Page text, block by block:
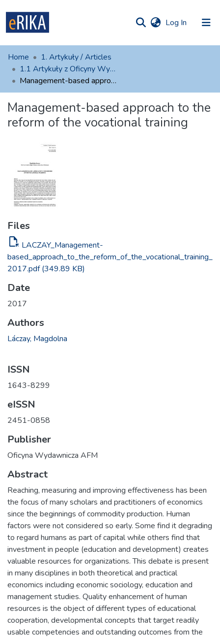
Log In (current)
UAFM
Information
For authors
Help
Contact
Home
1. Artykuły / Articles
1.1 Artykuły z Oficyny Wydawniczej AFM
Management-based approach to the reform of the vocational training
Management-based approach to the
reform of the vocational training
Files
file_open LACZAY_Management-
based_approach_to_the_reform_of_the_vocational_training_
2017.pdf(349.89 KB)
Date
2017
Authors
Láczay, Magdolna
ISSN
1643-8299
eISSN
2451-0858
Publisher
Oficyna Wydawnicza AFM
Abstract
Reaching, measuring and improving effectiveness has been
the focus of many scholars and practitioners of economics
since the beginnings of commodity production. Human
factors were not considered so early. Some find it degrading
to regard humans as part of capital while others find that
investment in people (education and development) creates
valuable resources for organizations. This debate is present
in many disciplines in both theoretical and practical
economics including economic sociology, education and
management studies. Quality enhancement of human
resources is the object of different types of educational
cooperation, developmental concepts that target readily
usable competencies and outstanding outcomes from the